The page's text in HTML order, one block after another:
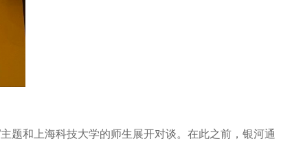
题和上海科技大学的师生展开对谈。在此之前，银河通